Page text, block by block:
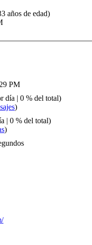
años de edad)
PM
día | 0 % del total)
)
| 0 % del total)
)